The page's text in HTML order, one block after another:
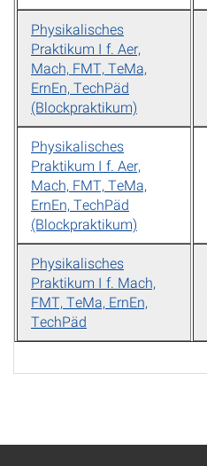
Physikalisches
Praktikum I f. Aer,
Mach, FMT, TeMa,
ErnEn, TechPäd
(Blockpraktikum)
Physikalisches
Praktikum I f. Aer,
Mach, FMT, TeMa,
ErnEn, TechPäd
(Blockpraktikum)
Physikalisches
Praktikum I f. Mach,
FMT, TeMa, ErnEn,
TechPäd